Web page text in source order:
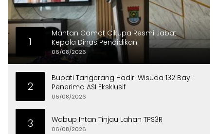
1
Mantan Camat Cikupa Resmi Jabat
Kepala Dinas Pendidikan
06/08/2026
2
Bupati Tangerang Hadiri Wisuda 132 Bayi
Penerima ASI Eksklusif
06/08/2026
3 Wabup Intan Tinjau Lahan TPS3R
06/08/2026